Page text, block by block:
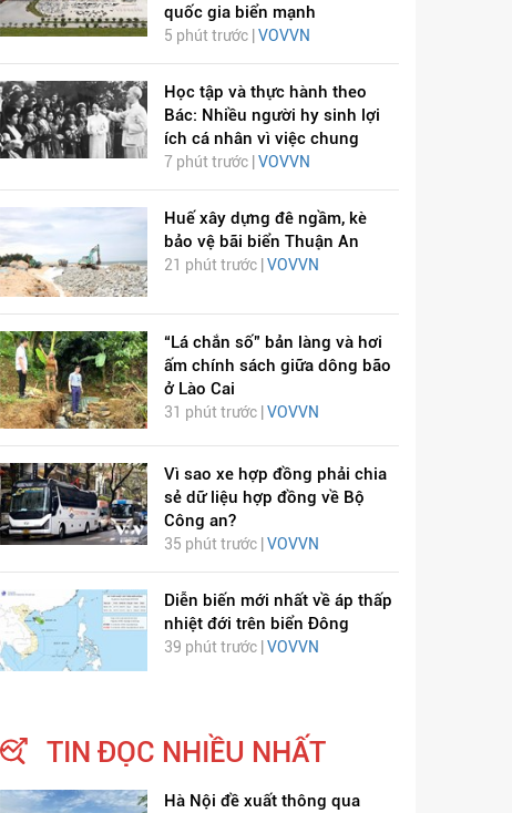
DỊCH VIÊM PHỔI COVID-
19
HÁT LÊN VIỆT NAM
quốc gia biển mạnh
5 phút trước |VOVVN
Học tập và thực hành theo
Bác: Nhiều người hy sinh lợi
ích cá nhân vì việc chung
7 phút trước |VOVVN
Huế xây dựng đê ngầm, kè
bảo vệ bãi biển Thuận An
21 phút trước |VOVVN
“Lá chắn số” bản làng và hơi
ấm chính sách giữa dông bão
ở Lào Cai
31 phút trước | VOVVN
Vì sao xe hợp đồng phải chia
sẻ dữ liệu hợp đồng về Bộ
Công an?
35 phút trước | VOVVN
Diễn biến mới nhất về áp thấp
nhiệt đới trên biển Đông
39 phút trước | VOVVN
TIN ĐỌC NHIỀU NHẤT
Hà Nội đề xuất thông qua